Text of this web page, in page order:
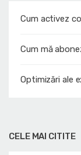
Cum activez
Cum mă
Optimizări ale
CELE MAI CITITE